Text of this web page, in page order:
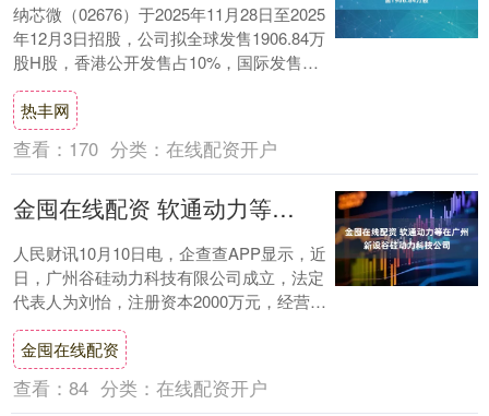
纳芯微（02676）于2025年11月28日至2025
年12月3日招股，公司拟全球发售1906.84万
股H股，香港公开发售占10%，国际发售占
90%（可予重新分....
热丰网
查看： 170 分类： 在线配资开户
金囤在线配资 软通动力等在广州新设谷硅动力科技公司
人民财讯10月10日电，企查查APP显示，近
日，广州谷硅动力科技有限公司成立，法定
代表人为刘怡，注册资本2000万元，经营范
围包括人工智能应用软件开发、软件开发....
金囤在线配资
查看： 84 分类： 在线配资开户